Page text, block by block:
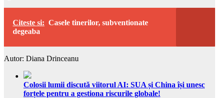
Citeste si: Casele tinerilor, subventionate
degeaba
Autor: Diana Drinceanu
Colosii lumii discută viitorul AI: SUA și China își unesc
forțele pentru a gestiona riscurile globale!